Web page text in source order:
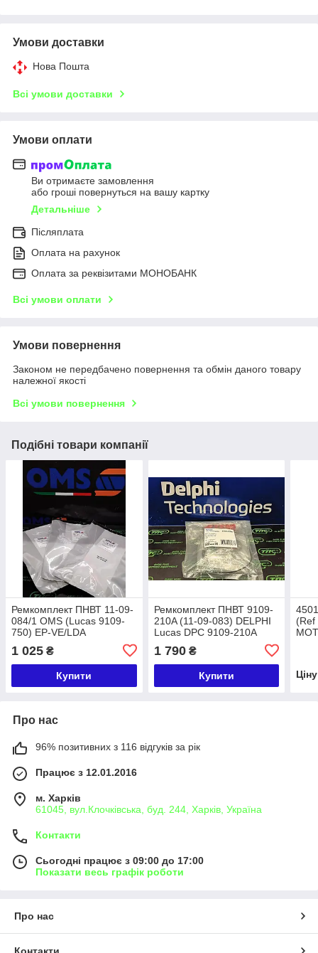
Умови доставки
Нова Пошта
Всі умови доставки
Умови оплати
Ви отримаєте замовлення
або гроші повернуться на вашу картку
Детальніше
Післяплата
Оплата на рахунок
Оплата за реквізитами МОНОБАНК
Всі умови оплати
Умови повернення
Законом не передбачено повернення та обмін даного товару
належної якості
Всі умови повернення
Подібні товари компанії
Ремкомплект ПНВТ 11-09-
084/1 OMS (Lucas 9109-
750) EP-VE/LDA
1 025 ₴
Купити
Ремкомплект ПНВТ 9109-
210A (11-09-083) DELPHI
Lucas DPC 9109-210A
1 790₴
Купити
(Ref
Про нас
96% позитивних з 116 відгуків за рік
Працює з 12.01.2016
м. Харків
61045, вул.Клочківська, буд. 244, Харків, Україна
Контакти
Сьогодні працює з 09:00 до 17:00
Показати весь графік роботи
Про нас